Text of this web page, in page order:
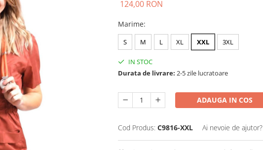
124,00 RON
Marime:
S M L XL XXL 3XL
IN STOC
Durata de livrare: 2-5 zile lucratoare
ADAUGA IN COS
Cod Produs: C9816-XXL Ai nevoie de ajutor?